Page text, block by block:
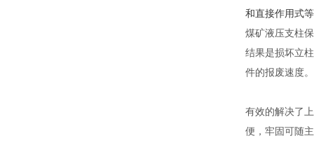
和直接作用式
煤矿液压支柱
结果是损坏立
件的报废速度。
有效的解决了
便，牢固可随